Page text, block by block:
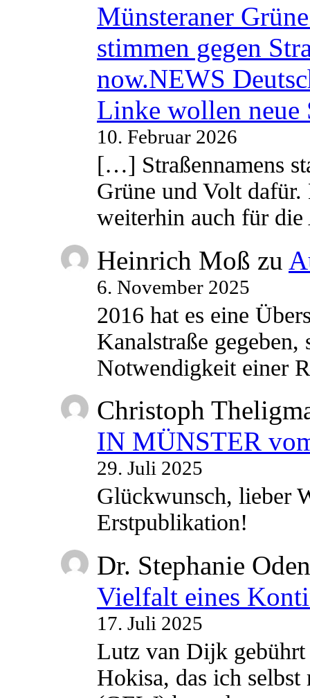
Münsteraner
stimmen gegen
now.NEWS
Linke wollen neue
10. Februar 2026
[…] Straßennamens
Grüne und Volt
weiterhin auch für
Heinrich Moß zu
6. November 2025
2016 hat es eine
Kanalstraße
Notwendigkeit einer
Christoph
IN MÜNSTER
29. Juli 2025
Glückwunsch, lieber
Erstpublikation!
Dr. Stephanie
Vielfalt eines
17. Juli 2025
Lutz van Dijk
Hokisa, das ich